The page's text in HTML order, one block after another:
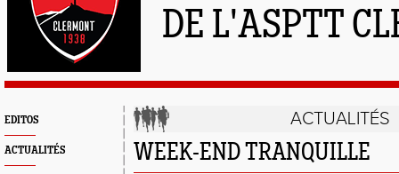
DE L'ASPTT
EDITOS
ACTUALITÉS
ACTUALITÉS
WEEK-END TRANQUILLE